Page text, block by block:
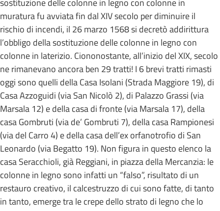
muratura fu avviata fin dal XIV secolo per diminuire il
rischio di incendi, il 26 marzo 1568 si decretò addirittura
l’obbligo della sostituzione delle colonne in legno con
colonne in laterizio. Ciononostante, all’inizio del XIX, secolo
ne rimanevano ancora ben 29 tratti! I 6 brevi tratti rimasti
oggi sono quelli della Casa Isolani (Strada Maggiore 19), di
Casa Azzoguidi (via San Nicolò 2), di Palazzo Grassi (via
Marsala 12) e della casa di fronte (via Marsala 17), della
casa Gombruti (via de’ Gombruti 7), della casa Rampionesi
(via del Carro 4) e della casa dell’ex orfanotrofio di San
Leonardo (via Begatto 19). Non figura in questo elenco la
casa Seracchioli, già Reggiani, in piazza della Mercanzia: le
colonne in legno sono infatti un “falso”, risultato di un
restauro creativo, il calcestruzzo di cui sono fatte, di tanto
in tanto, emerge tra le crepe dello strato di legno che lo